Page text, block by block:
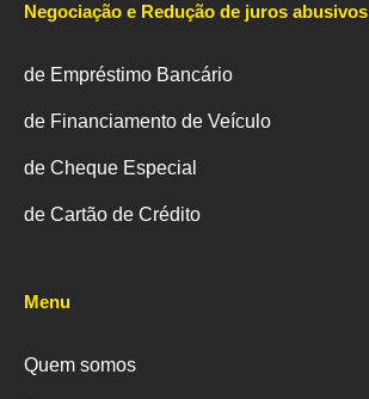
Negociação e Redução de juros abusivos
de Empréstimo Bancário
de Financiamento de Veículo
de Cheque Especial
de Cartão de Crédito
Menu
Quem somos